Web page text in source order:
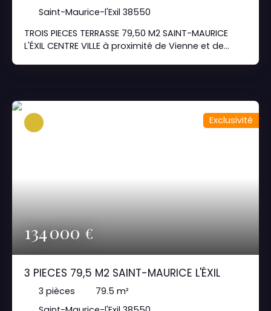
Saint-Maurice-l'Exil 38550
TROIS PIECES TERRASSE 79,50 M2 SAINT-MAURICE
L'ÉXIL CENTRE VILLE à proximité de Vienne et de
donnant sur terrasse exposée au sud, wc. Cave et
Garage type box en sous-sol PRIX 121 500 EUROS
134 000€
Exclusivité
3 PIECES 79,5 M2 SAINT-MAURICE L'ÉXIL
3 pièces 79.5 m²